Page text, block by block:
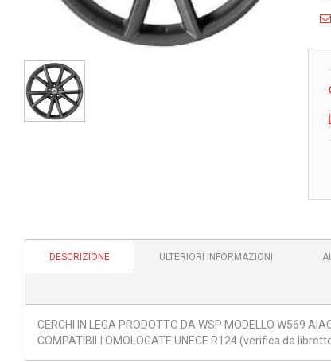
DESCRIZIONE ULTERIORI INFORMAZIONI
CERCHI IN LEGA PRODOTTO DA WSP MODELLO W569
COMPATIBILI OMOLOGATE UNECE R124 (verifica da